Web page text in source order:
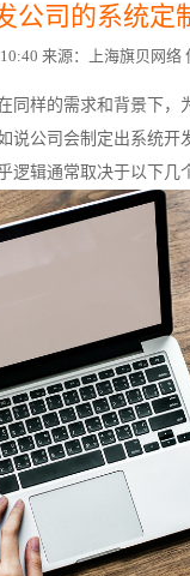
公司的系统定
来源：上海旗贝网络
同样的需求和背景下
说公司会制定出系统开
辑通常取决于以下几